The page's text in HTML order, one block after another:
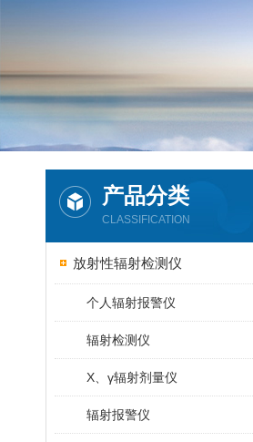
产品分类
CLASSIFICATION
放射性辐射检测仪
个人辐射报警仪
辐射检测仪
X、γ辐射剂量仪
辐射报警仪